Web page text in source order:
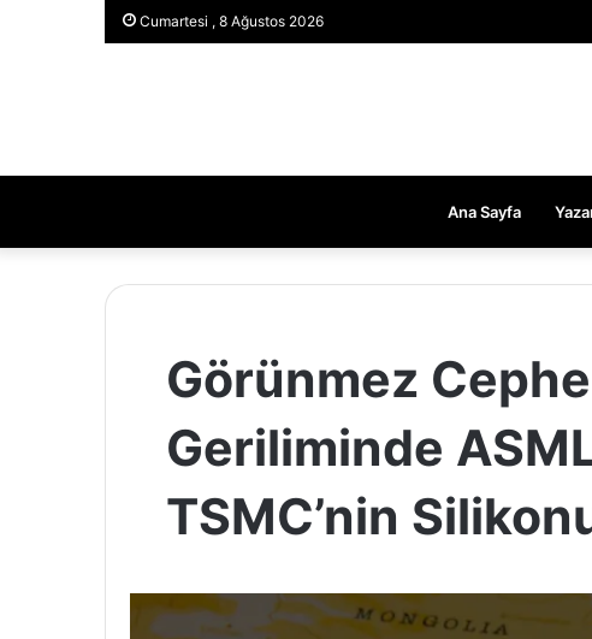
Cumartesi , 8 Ağustos 2026
Ana Sayfa
Görünmez
Geriliminde
TSMC’nin